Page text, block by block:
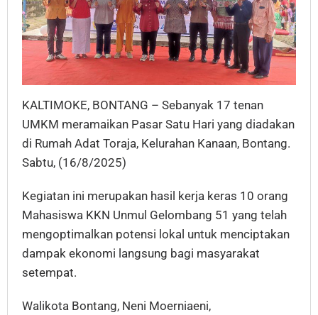
KALTIMOKE, BONTANG – Sebanyak 17 tenan
UMKM meramaikan Pasar Satu Hari yang diadakan
di Rumah Adat Toraja, Kelurahan Kanaan, Bontang.
Sabtu, (16/8/2025)
Kegiatan ini merupakan hasil kerja keras 10 orang
Mahasiswa KKN Unmul Gelombang 51 yang telah
mengoptimalkan potensi lokal untuk menciptakan
dampak ekonomi langsung bagi masyarakat
setempat.
Walikota Bontang, Neni Moerniaeni,